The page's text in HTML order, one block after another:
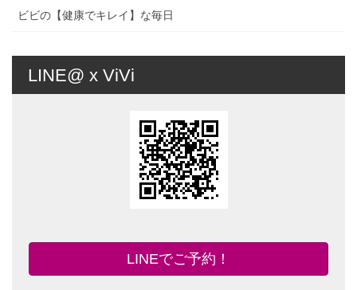
ビビの【健康でキレイ】な毎日
LINE@ x ViVi
LINEでご予約！